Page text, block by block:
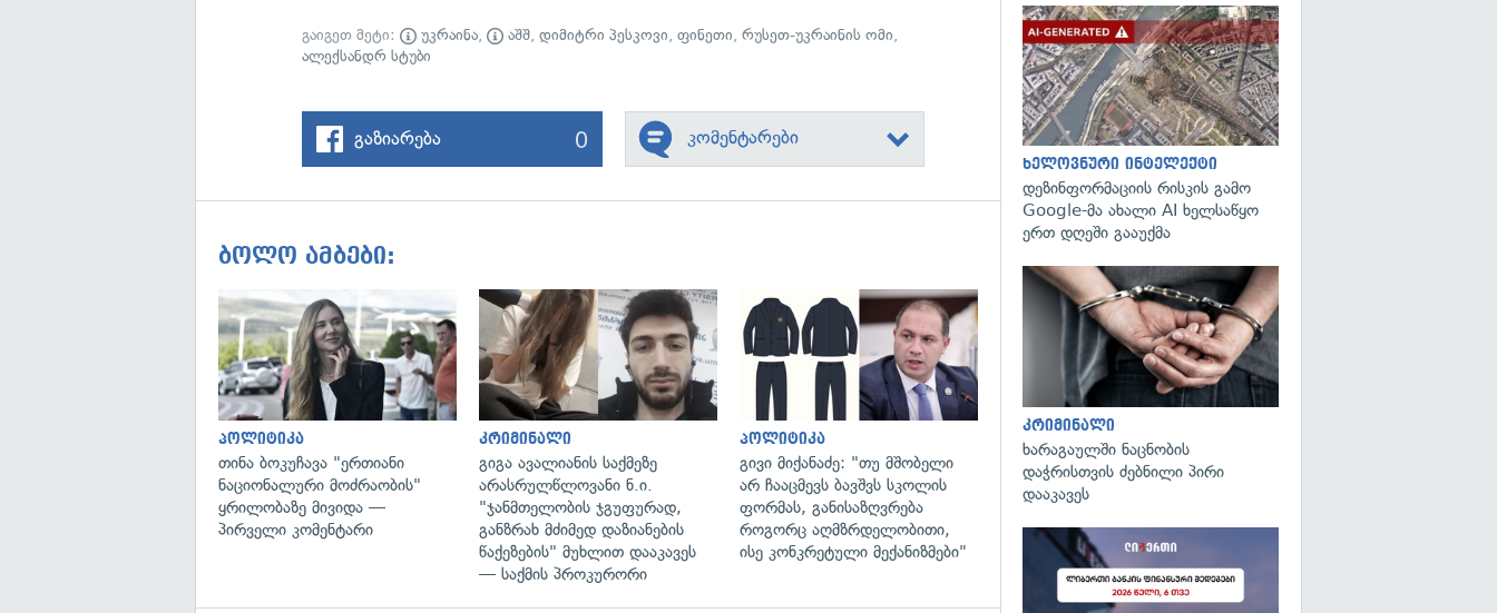
გაიგეთ მეტი: უკრაინა, აშშ,დიმიტრი პესკოვი,ფინეთი,რუსეთ-უკრაინის ომი,
ალექსანდრ სტუბი
გაზიარება 0 კომენტარები
ბოლო ამბები:
გადახედვა
პოლიტიკა
თინა ბოკუჩავა "ერთიანი
ნაციონალური მოძრაობის"
ყრილობაზე მივიდა —
პირველი კომენტარი
გადახედვა
კრიმინალი
გიგა ავალიანის საქმეზე
არასრულწლოვანი ნ.ი.
"ჯანმთელობის ჯგუფურად,
განზრახ მძიმედ დაზიანების
წაქეზების" მუხლით დააკავეს
— საქმის პროკურორი
გადახედვა
პოლიტიკა
გივი მიქანაძე: "თუ მშობელი
არ ჩააცმევს ბავშვს სკოლის
ფორმას, განისაზღვრება
როგორც აღმზრდელობითი,
ისე კონკრეტული მექანიზმები"
ხელოვნური ინტელექტი
დეზინფორმაციის რისკის გამო
Google-მა ახალი AI ხელსაწყო
ერთ დღეში გააუქმა
კრიმინალი
ხარაგაულში ნაცნობის
დაჭრისთვის ძებნილი პირი
დააკავეს